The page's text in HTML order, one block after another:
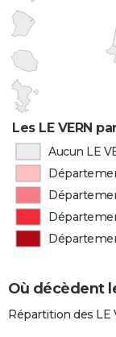
Les LE VERN
Aucun LE
Où décèdent
Répartition des LE